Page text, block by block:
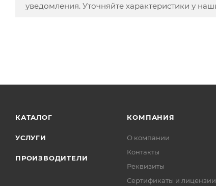
уведомления. Уточняйте характеристики у
КАТАЛОГ
УСЛУГИ
ПРОИЗВОДИТЕЛИ
КОМПАНИЯ
О компании
Контакты
Реквизиты
Сертификаты и лицензии